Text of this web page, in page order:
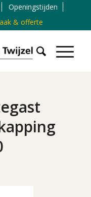
Openingstijden
& offerte